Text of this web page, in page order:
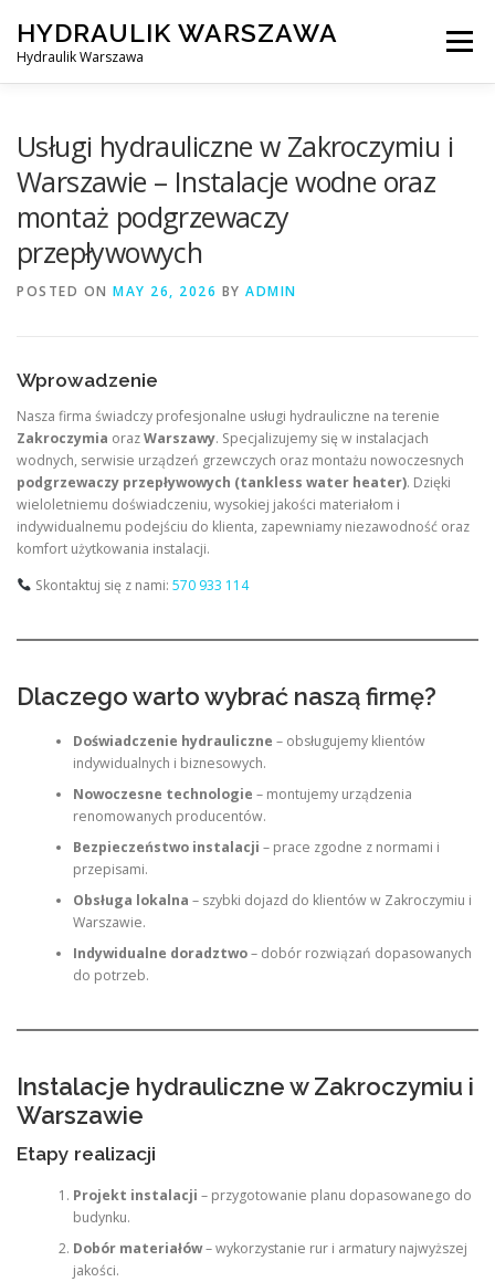
content
HYDRAULIK WARSZAWA
Hydraulik Warszawa
Menu
OBSŁUGIWANE LOKALIZACJE – WARSZAWA I OKOLICE
KONTAKT
Usługi hydrauliczne w Zakroczymiu i
Warszawie – Instalacje wodne oraz
montaż podgrzewaczy
przepływowych
POSTED ON MAY 26, 2026 BY ADMIN
Wprowadzenie
Nasza firma świadczy profesjonalne usługi hydrauliczne na terenie
Zakroczymia orazWarszawy. Specjalizujemy się w instalacjach
wodnych, serwisie urządzeń grzewczych oraz montażu nowoczesnych
podgrzewaczy przepływowych (tankless water heater). Dzięki
wieloletniemu doświadczeniu, wysokiej jakości materiałom i
indywidualnemu podejściu do klienta, zapewniamy niezawodność oraz
komfort użytkowania instalacji.
Skontaktuj się z nami: 570 933 114
Dlaczego warto wybrać naszą firmę?
Doświadczenie hydrauliczne – obsługujemy klientów
indywidualnych i biznesowych.
Nowoczesne technologie – montujemy urządzenia
renomowanych producentów.
Bezpieczeństwo instalacji – prace zgodne z normami i
przepisami.
Obsługa lokalna – szybki dojazd do klientów w Zakroczymiu i
Warszawie.
Indywidualne doradztwo– dobór rozwiązań dopasowanych
do potrzeb.
Instalacje hydrauliczne w Zakroczymiu i
Warszawie
Etapy realizacji
Projekt instalacji – przygotowanie planu dopasowanego do
budynku.
Dobór materiałów– wykorzystanie rur i armatury najwyższej
jakości.